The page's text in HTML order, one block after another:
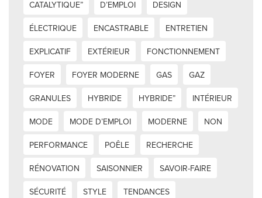
CATALYTIQUE”
D’EMPLOI
DESIGN
ÉLECTRIQUE
ENCASTRABLE
ENTRETIEN
EXPLICATIF
EXTÉRIEUR
FONCTIONNEMENT
FOYER
FOYER MODERNE GAS
GAZ
GRANULES
HYBRIDE HYBRIDE”
INTÉRIEUR
MODE
MODE D’EMPLOI MODERNE
NON
PERFORMANCE
POÊLE
RECHERCHE
RÉNOVATION
SAISONNIER
SAVOIR-FAIRE
SÉCURITÉ
STYLE TENDANCES